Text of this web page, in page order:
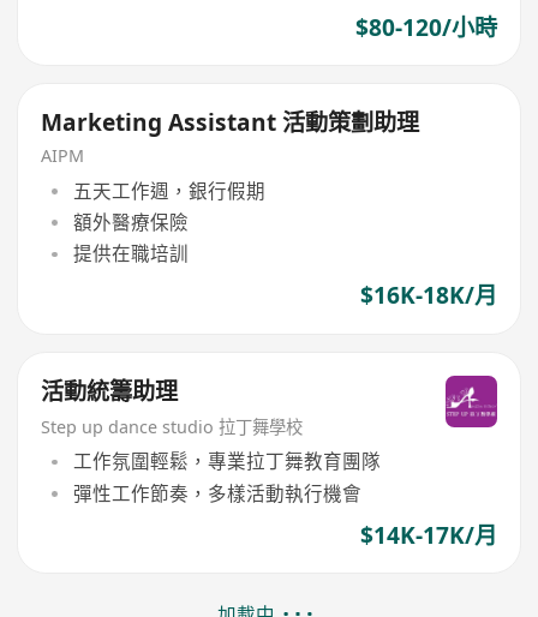
$80-120/小時
Marketing Assistant 活動策劃助理
AIPM
五天工作週，銀行假期
額外醫療保險
提供在職培訓
$16K-18K/月
活動統籌助理
Step up dance studio 拉丁舞學校
工作氛圍輕鬆，專業拉丁舞教育團隊
彈性工作節奏，多樣活動執行機會
$14K-17K/月